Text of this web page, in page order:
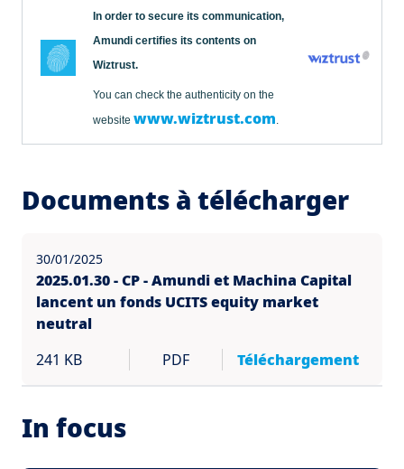
In order to secure its communication,
Amundi certifies its contents on
Wiztrust.
You can check the authenticity on the
website www.wiztrust.com.
Documents à télécharger
30/01/2025
2025.01.30 - CP - Amundi et Machina Capital
lancent un fonds UCITS equity market
neutral
241 KB
PDF Téléchargement
In focus